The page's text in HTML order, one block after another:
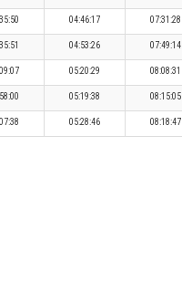
04:46:17 07:31:28
04:53:26 07:49:14
05:20:29 08:08:31
05:19:38 08:15:05
05:28:46 08:18:47